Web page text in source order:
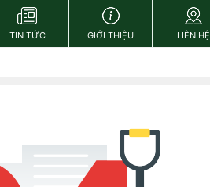
TIN TỨC GIỚI THIỆU LIÊN HỆ